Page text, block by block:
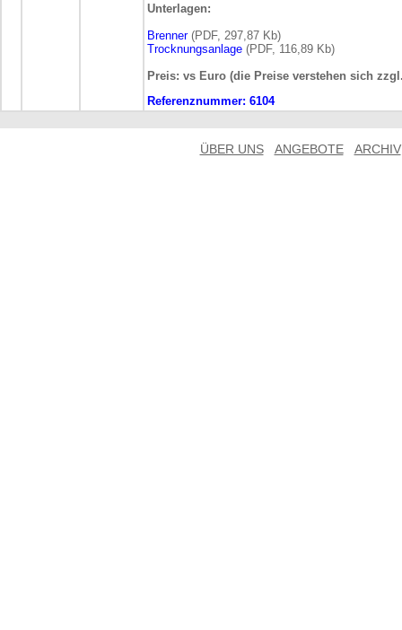
Unterlagen:
Brenner(PDF, 297,87 Kb)
Trocknungsanlage (PDF, 116,89 Kb)
Preis: vs Euro (die Preise verstehen sich
Referenznummer: 6104
ÜBER UNS ANGEBOTE ARCHIV